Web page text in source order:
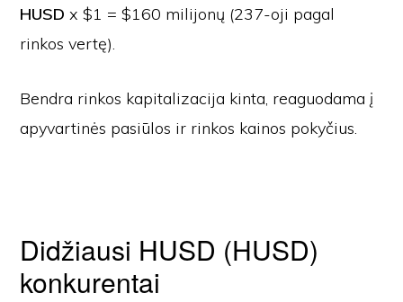
HUSD x $1 = $160 milijonų (237-oji pagal
rinkos vertę).
Bendra rinkos kapitalizacija kinta, reaguodama į
apyvartinės pasiūlos ir rinkos kainos pokyčius.
Didžiausi HUSD (HUSD)
konkurentai